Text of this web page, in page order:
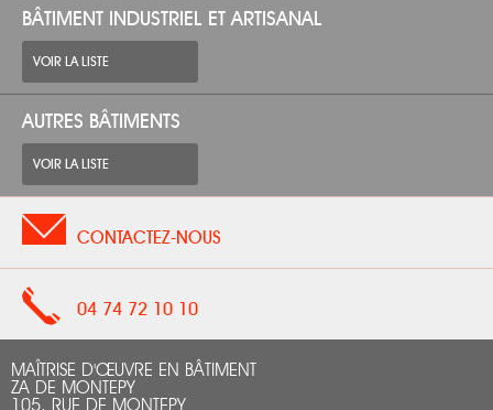
BÂTIMENT INDUSTRIEL ET ARTISANAL
VOIR LA LISTE
AUTRES BÂTIMENTS
VOIR LA LISTE
CONTACTEZ-NOUS
04 74 72 10 10
MAÎTRISE D'ŒUVRE EN BÂTIMENT
ZA DE MONTEPY